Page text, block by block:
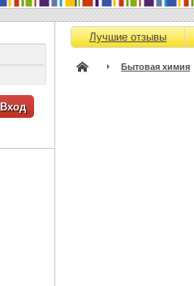
Вход
Лучшие отзывы
Бытовая химия